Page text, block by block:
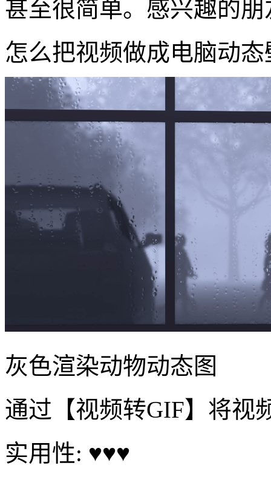
甚至很简单。感兴趣的
怎么把视频做成电脑动
灰色渲染动物动态图
通过【视频转GIF】将视
实用性: ♥♥♥